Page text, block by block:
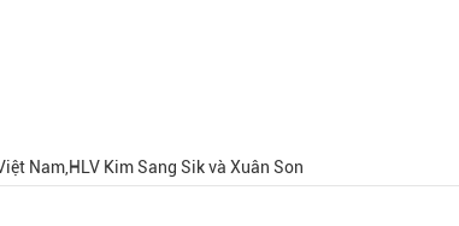
Nam,HLV Kim Sang Sik và Xuân Son